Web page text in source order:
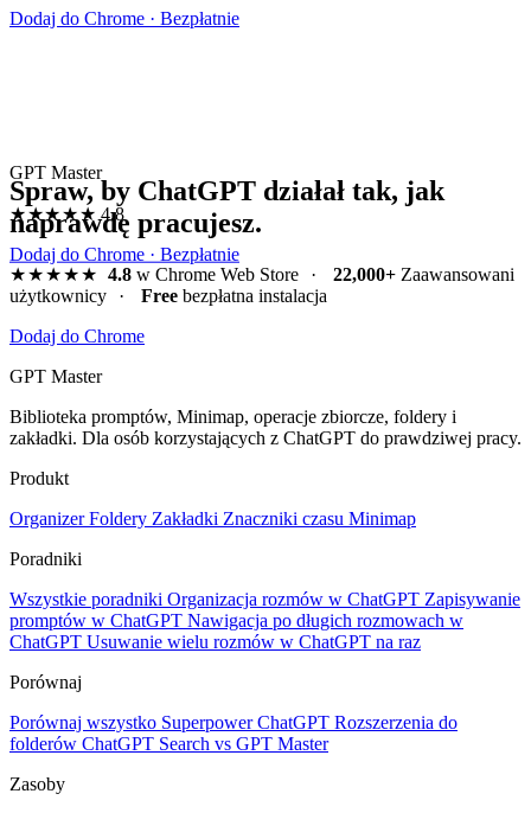
Dodaj do Chrome · Bezpłatnie
GPT Master
★★★★★ 4.8
Dodaj do Chrome · Bezpłatnie
Spraw, by ChatGPT działał tak, jak
naprawdę pracujesz.
★★★★★ 4.8w Chrome Web Store · 22,000+Zaawansowani
użytkownicy
· Free bezpłatna instalacja
Dodaj do Chrome
GPT Master
Biblioteka promptów, Minimap, operacje zbiorcze, foldery i
zakładki. Dla osób korzystających z ChatGPT do prawdziwej pracy.
Produkt
OrganizerFoldery Zakładki Znaczniki czasu Minimap
Poradniki
Wszystkie poradniki Organizacja rozmów w ChatGPT Zapisywanie
promptów w ChatGPT Nawigacja po długich rozmowach w
ChatGPT Usuwanie wielu rozmów w ChatGPT na raz
Porównaj
Porównaj wszystko Superpower ChatGPT Rozszerzenia do
folderów ChatGPT Search vs GPT Master
Zasoby